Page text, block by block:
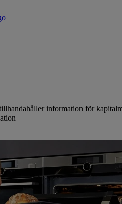
information för